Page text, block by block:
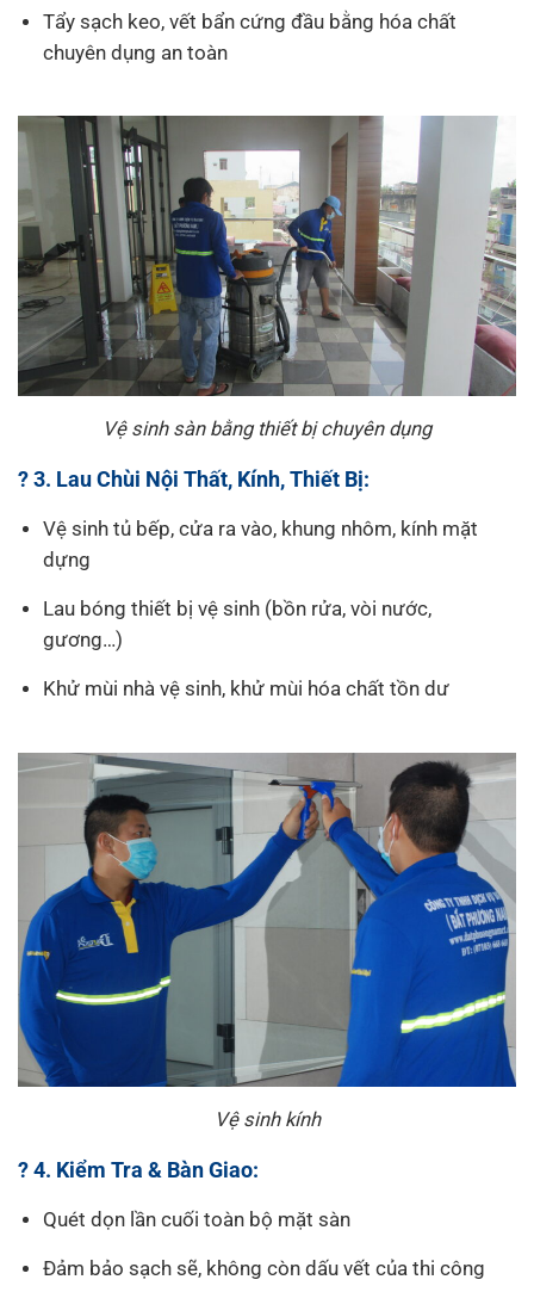
Tẩy sạch keo, vết bẩn cứng đầu bằng hóa chất
chuyên dụng an toàn
Vệ sinh sàn bằng thiết bị chuyên dụng
? 3. Lau Chùi Nội Thất, Kính, Thiết Bị:
Vệ sinh tủ bếp, cửa ra vào, khung nhôm, kính mặt
dựng
Lau bóng thiết bị vệ sinh (bồn rửa, vòi nước,
gương…)
Khử mùi nhà vệ sinh, khử mùi hóa chất tồn dư
Vệ sinh kính
? 4. Kiểm Tra & Bàn Giao:
Quét dọn lần cuối toàn bộ mặt sàn
Đảm bảo sạch sẽ, không còn dấu vết của thi công